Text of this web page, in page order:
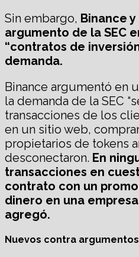
Sin embargo, Binance
argumento de la SEC
“contratos de
demanda.
Binance argumentó en
la demanda de la SEC
transacciones de los
en un sitio web,
propietarios de tokens
desconectaron. En
transacciones en
contrato con un
dinero en una
agregó.
Nuevos contra argumentos